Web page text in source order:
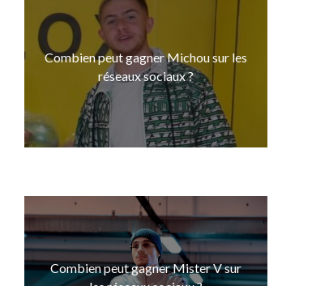
Combien peut gagner Michou sur les
réseaux sociaux ?
Combien peut gagner Mister V sur